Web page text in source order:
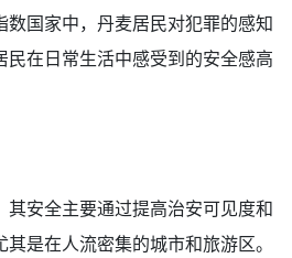
数国家中，丹麦居民对犯罪的感知
民在日常生活中感受到的安全感高
其安全主要通过提高治安可见度和
是在人流密集的城市和旅游区。